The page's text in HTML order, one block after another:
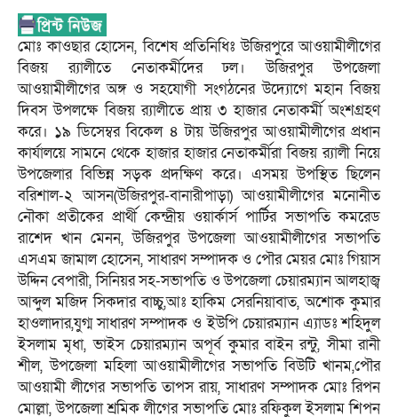
মোঃ কাওছার হোসেন, বিশেষ প্রতিনিধিঃ উজিরপুরে আওয়ামীলীগের
বিজয় র‍্যালীতে নেতাকর্মীদের ঢল। উজিরপুর উপজেলা
আওয়ামীলীগের অঙ্গ ও সহযোগী সংগঠনের উদ্যোগে মহান বিজয়
দিবস উপলক্ষে বিজয় র‍্যালীতে প্রায় ৩ হাজার নেতাকর্মী অংশগ্রহণ
করে। ১৯ ডিসেম্বর বিকেল ৪ টায় উজিরপুর আওয়ামীলীগের প্রধান
কার্যালয়ে সামনে থেকে হাজার হাজার নেতাকর্মীরা বিজয় র‍্যালী নিয়ে
উপজেলার বিভিন্ন সড়ক প্রদক্ষিণ করে। এসময় উপস্থিত ছিলেন
বরিশাল-২ আসন(উজিরপুর-বানারীপাড়া) আওয়ামীলীগের মনোনীত
নৌকা প্রতীকের প্রার্থী কেন্দ্রীয় ওয়ার্কার্স পার্টির সভাপতি কমরেড
রাশেদ খান মেনন, উজিরপুর উপজেলা আওয়ামীলীগের সভাপতি
এসএম জামাল হোসেন, সাধারণ সম্পাদক ও পৌর মেয়র মোঃ গিয়াস
উদ্দিন বেপারী, সিনিয়র সহ-সভাপতি ও উপজেলা চেয়ারম্যান আলহাজ্ব
আব্দুল মজিদ সিকদার বাচ্চু,আঃ হাকিম সেরনিয়াবাত, অশোক কুমার
হাওলাদার,যুগ্ম সাধারণ সম্পাদক ও ইউপি চেয়ারম্যান এ্যাডঃ শহিদুল
ইসলাম মৃধা, ভাইস চেয়ারম্যান অপূর্ব কুমার বাইন রন্টু, সীমা রানী
শীল, উপজেলা মহিলা আওয়ামীলীগের সভাপতি বিউটি খানম,পৌর
আওয়ামী লীগের সভাপতি তাপস রায়, সাধারণ সম্পাদক মোঃ রিপন
মোল্লা, উপজেলা শ্রমিক লীগের সভাপতি মোঃ রফিকুল ইসলাম শিপন